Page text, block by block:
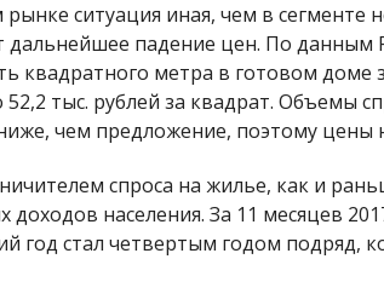
ситуация иная, чем в сегменте
дальнейшее падение цен. По данным
квадратного метра в готовом доме
52,2 тыс. рублей за квадрат. Объемы
чем предложение, поэтому цены
спроса на жилье, как и
доходов населения. За 11 месяцев
год стал четвертым годом подряд,